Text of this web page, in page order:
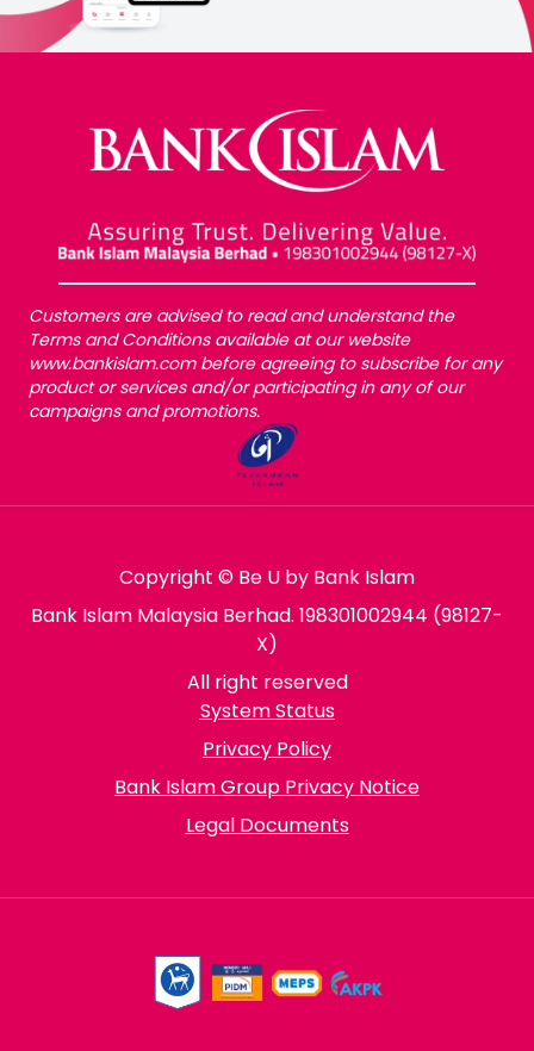
Customers are advised to read and understand the
Terms and Conditions available at our website
www.bankislam.com before agreeing to subscribe for any
product or services and/or participating in any of our
campaigns and promotions.
Copyright © Be U by Bank Islam
Bank Islam Malaysia Berhad. 198301002944 (98127-
X)
All right reserved
System Status
Privacy Policy
Bank Islam Group Privacy Notice
Legal Documents